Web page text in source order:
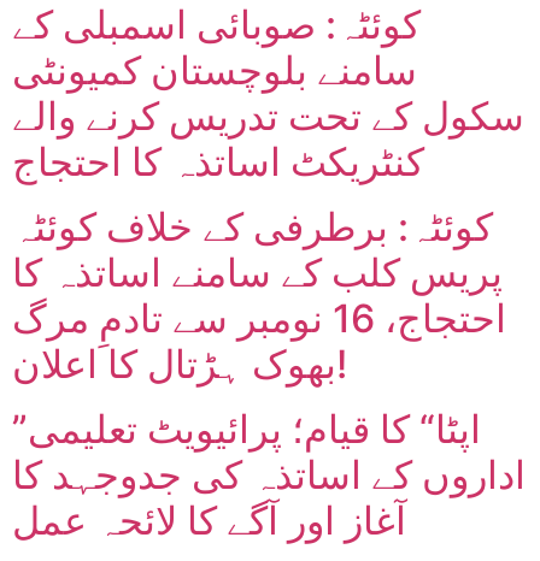
کوئٹہ: صوبائی اسمبلی کے
سامنے بلوچستان کمیونٹی
سکول کے تحت تدریس کرنے والے
کنٹریکٹ اساتذہ کا احتجاج
کوئٹہ: برطرفی کے خلاف کوئٹہ
پریس کلب کے سامنے اساتذہ کا
احتجاج، 16 نومبر سے تادمِ مرگ
بھوک ہڑتال کا اعلان!
”اپٹا“ کا قیام؛ پرائیویٹ تعلیمی
اداروں کے اساتذہ کی جدوجہد کا
آغاز اور آگے کا لائحہ عمل